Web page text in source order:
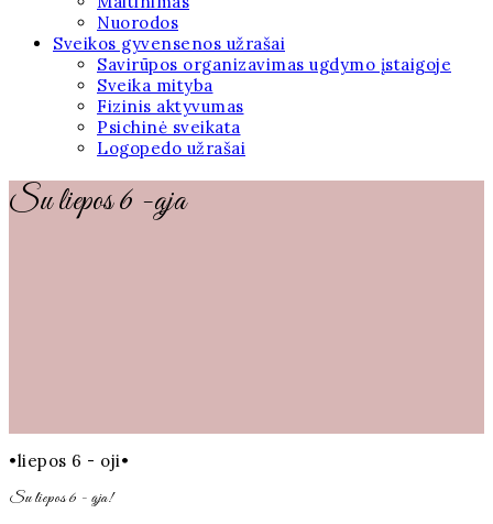
Nuorodos
Sveikos gyvensenos užrašai
Savirūpos organizavimas ugdymo įstaigoje
Sveika mityba
Fizinis aktyvumas
Psichinė sveikata
Logopedo užrašai
Su liepos 6 -ąja
•liepos 6 - oji•
Su liepos 6 - ąja!